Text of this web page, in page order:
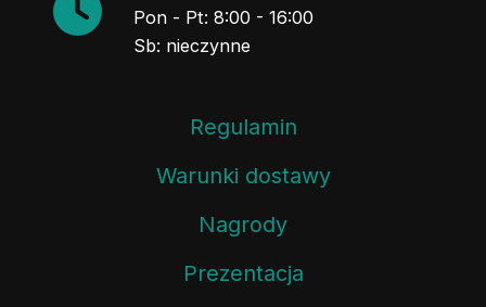
Pon - Pt: 8:00 - 16:00
Sb: nieczynne
Regulamin
Warunki dostawy
Nagrody
Prezentacja